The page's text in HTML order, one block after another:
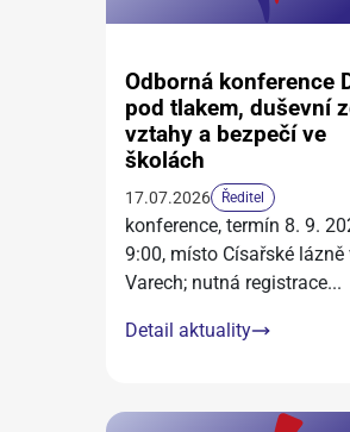
Odborná konference
pod tlakem, duševní
vztahy a bezpečí ve
školách
17.07.2026 Ředitel
konference, termín 8. 9.
9:00, místo Císařské lázně
Varech; nutná registrace...
Detail aktuality